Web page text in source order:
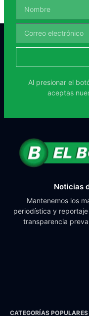
Al presionar el
aceptas
Noticias
Mantenemos los
periodística y
transparencia
CATEGORÍAS POPULARES